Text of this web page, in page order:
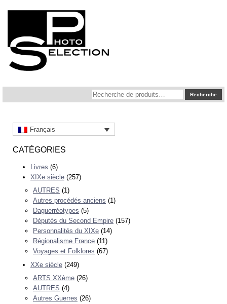
Recherche
pour :
Recherche
Français
CATÉGORIES
Livres (6)
XIXe siècle (257)
AUTRES (1)
Autres procédés anciens (1)
Daguerréotypes (5)
Députés du Second Empire (157)
Personnalités du XIXe (14)
Régionalisme France (11)
Voyages et Folklores (67)
XXe siècle (249)
ARTS XXème (26)
AUTRES (4)
Autres Guerres (26)